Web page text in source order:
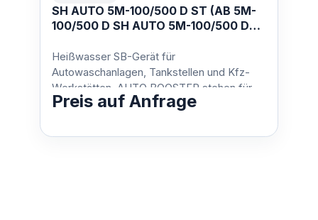
SH AUTO 5M-100/500 D ST (AB 5M-
100/500 D SH AUTO 5M-100/500 DSS
Heißwasser SB-Gerät für
Autowaschanlagen, Tankstellen und Kfz-
Werkstätten. AUTO BOOSTER stehen für
niedrige Betriebskosten und minimalen Pla…
Preis auf Anfrage